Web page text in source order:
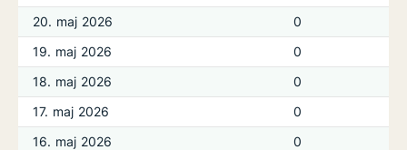
20. maj 2026
0
19. maj 2026
0
18. maj 2026
0
17. maj 2026
0
16. maj 2026
0